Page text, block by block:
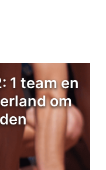
1 team en
om